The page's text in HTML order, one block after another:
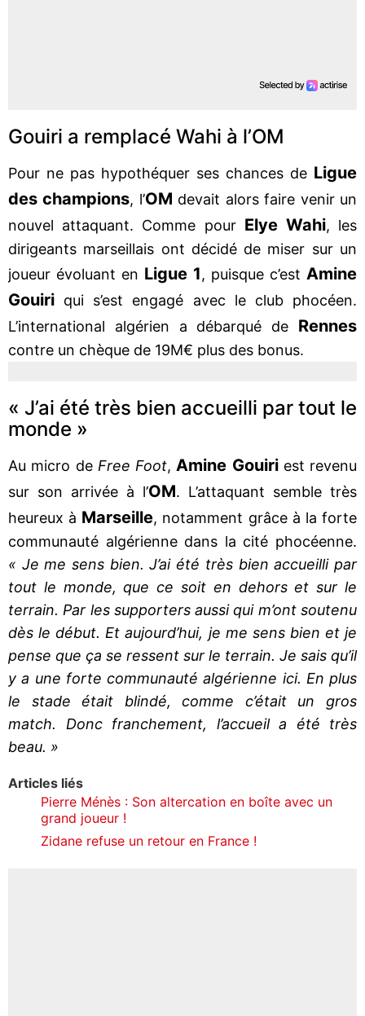
Gouiri a remplacé Wahi à l’OM
Pour ne pas hypothéquer ses chances de Ligue
des champions, l’OM devait alors faire venir un
nouvel attaquant. Comme pour Elye Wahi, les
dirigeants marseillais ont décidé de miser sur un
joueur évoluant en Ligue 1, puisque c’est Amine
Gouiri qui s’est engagé avec le club phocéen.
L’international algérien a débarqué de Rennes
contre un chèque de 19M€ plus des bonus.
« J’ai été très bien accueilli par tout le
monde »
Au micro deFree Foot, Amine Gouiriest revenu
sur son arrivée à l’OM. L’attaquant semble très
heureux à Marseille, notamment grâce à la forte
communauté algérienne dans la cité phocéenne.
« Je me sens bien. J’ai été très bien accueilli par
tout le monde, que ce soit en dehors et sur le
terrain. Par les supporters aussi qui m’ont soutenu
dès le début. Et aujourd’hui, je me sens bien et je
pense que ça se ressent sur le terrain. Je sais qu’il
y a une forte communauté algérienne ici. En plus
le stade était blindé, comme c’était un gros
match. Donc franchement, l’accueil a été très
beau. »
Articles liés
Pierre Ménès : Son altercation en boîte avec un
grand joueur !
Zidane refuse un retour en France !